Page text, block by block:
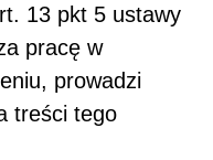
13 pkt 5 ustawy
pracę w
prowadzi
treści tego